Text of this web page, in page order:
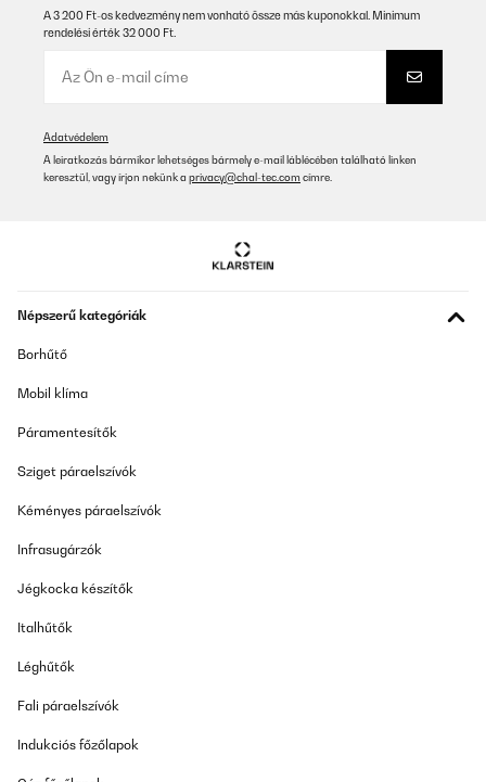
excellente qualité (en métal) et tellement plus pratique qu’une
Utilisateur d'Amazon
Fordítsd le
Fordítsd le
Die Verarbeitung ist hochwertig und der Eimer wirkt sehr stabil.
schließt leise und zuverlässig, und der Inneneimer lässt sich
macht.Auch optisch macht der Mülleimer richtig etwas her und
wirklich hervorragende Qualität. Klare Kaufempfehlung!
A 3 200 Ft-os kedvezmény nem vonható össze más kuponokkal. Minimum
rendelési érték 32 000 Ft.
Adatvédelem
A leiratkozás bármikor lehetséges bármely e-mail láblécében található linken
keresztül, vagy írjon nekünk a privacy@chal-tec.com címre.
Népszerű kategóriák
Borhűtő
Mobil klíma
Páramentesítők
Sziget páraelszívók
Kéményes páraelszívók
Infrasugárzók
Jégkocka készítők
Italhűtők
Léghűtők
Fali páraelszívók
Indukciós főzőlapok